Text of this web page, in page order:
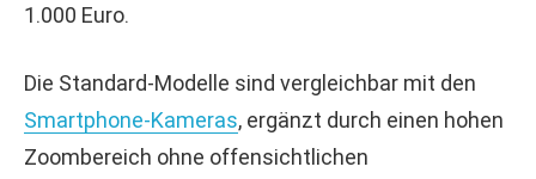
1.000 Euro.
Die Standard-Modelle sind vergleichbar mit den
Smartphone-Kameras, ergänzt durch einen hohen
Zoombereich ohne offensichtlichen